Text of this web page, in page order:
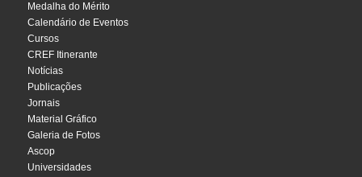
Medalha do Mérito
Calendário de Eventos
Cursos
CREF Itinerante
Notícias
Publicações
Jornais
Material Gráfico
Galeria de Fotos
Ascop
Universidades